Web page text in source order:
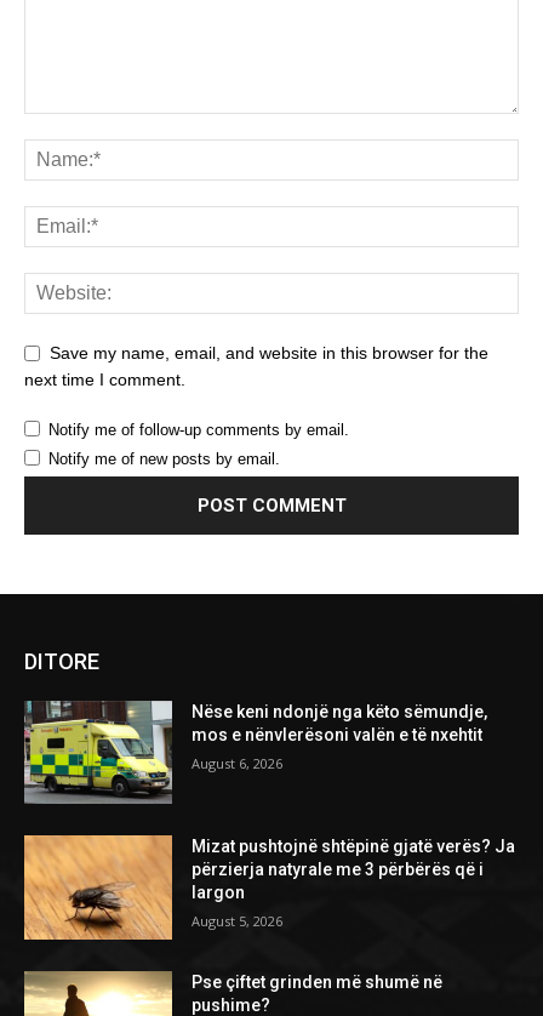
Save my name, email, and website in this browser for the
next time I comment.
Notify me of follow-up comments by email.
Notify me of new posts by email.
DITORE
Nëse keni ndonjë nga këto sëmundje,
mos e nënvlerësoni valën e të nxehtit
August 6, 2026
Mizat pushtojnë shtëpinë gjatë verës? Ja
përzierja natyrale me 3 përbërës që i
largon
August 5, 2026
Pse çiftet grinden më shumë në
pushime?